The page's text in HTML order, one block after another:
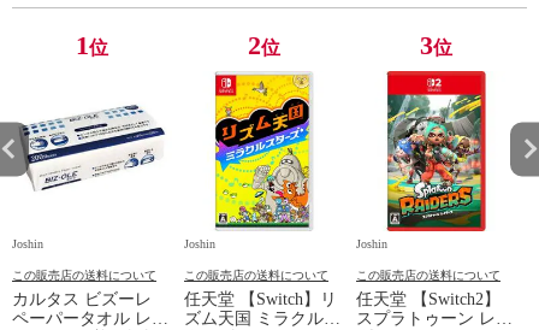
1位
Joshin
この販売店の送料について
カルタス ビズーレ
ペーパータオル レギ
2位
Joshin
この販売店の送料について
任天堂 【Switch】リ
ズム天国 ミラクルス
3位
Joshin
この販売店の送料について
任天堂 【Switch2】
スプラトゥーン レイ